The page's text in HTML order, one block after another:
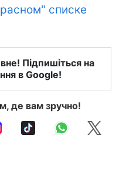
списке
Підпишіться на
в Google!
де вам зручно!